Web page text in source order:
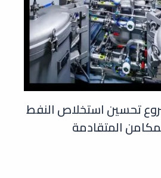
تحسين استخلاص النفط